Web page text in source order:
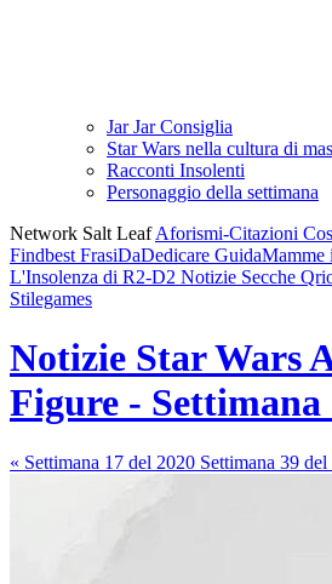
Jar Jar Consiglia
Star Wars nella cultura di
Racconti Insolenti
Personaggio della settimana
Network Salt LeafAforismi-Citazioni
Findbest FrasiDaDedicare GuidaMamme
L'Insolenza di R2-D2 Notizie Secche
Stilegames
Notizie Star Wars
Figure - Settimana
« Settimana 17 del 2020 Settimana 39